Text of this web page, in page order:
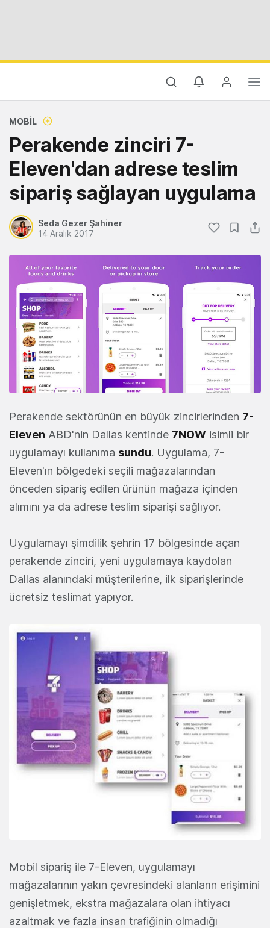
MOBIL
Perakende zinciri 7-
Eleven'dan adrese teslim
sipariş sağlayan uygulama
Seda Gezer Şahiner
14 Aralık 2017
Perakende sektörünün en büyük zincirlerinden 7-
Eleven ABD'nin Dallas kentinde 7NOW isimli bir
uygulamayı kullanıma sundu. Uygulama, 7-
Eleven'ın bölgedeki seçili mağazalarından
önceden sipariş edilen ürünün mağaza içinden
alımını ya da adrese teslim siparişi sağlıyor.
Uygulamayı şimdilik şehrin 17 bölgesinde açan
perakende zinciri, yeni uygulamaya kaydolan
Dallas alanındaki müşterilerine, ilk siparişlerinde
ücretsiz teslimat yapıyor.
Mobil sipariş ile 7-Eleven, uygulamayı
mağazalarının yakın çevresindeki alanların erişimini
genişletmek, ekstra mağazalara olan ihtiyacı
azaltmak ve fazla insan trafiğinin olmadığı